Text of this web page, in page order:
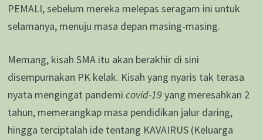
PEMALI, sebelum mereka melepas seragam ini untuk
selamanya, menuju masa depan masing-masing.
Memang, kisah SMA itu akan berakhir di sini
disempurnakan PK kelak. Kisah yang nyaris tak terasa
nyata mengingat pandemi covid-19 yang meresahkan 2
tahun, memerangkap masa pendidikan jalur daring,
hingga terciptalah ide tentang KAVAIRUS (Keluarga